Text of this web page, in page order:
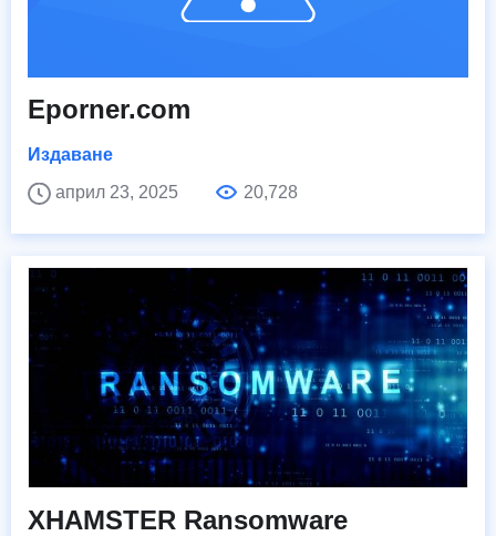
Eporner.com
Издаване
април 23, 2025
20,728
XHAMSTER Ransomware